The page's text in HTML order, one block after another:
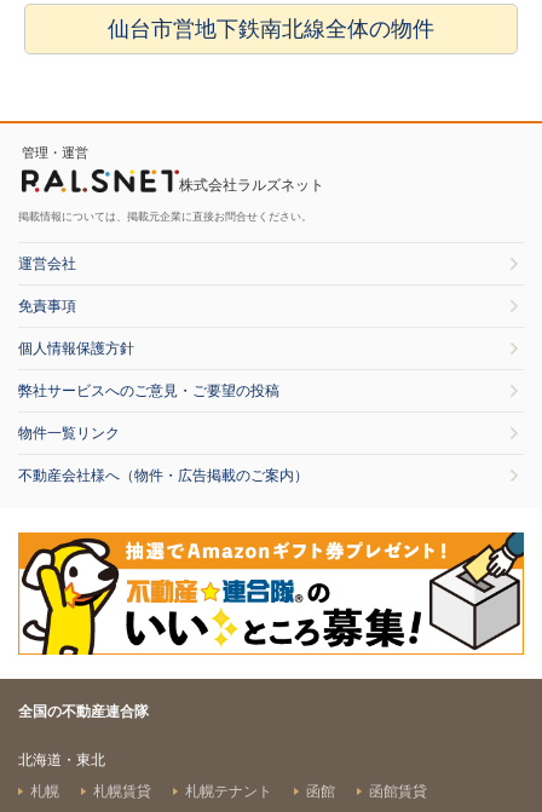
仙台市営地下鉄南北線全体の物件
管理・運営
株式会社ラルズネット
掲載情報については、掲載元企業に直接お問合せください。
運営会社
免責事項
個人情報保護方針
弊社サービスへのご意見・ご要望の投稿
物件一覧リンク
不動産会社様へ（物件・広告掲載のご案内）
全国の不動産連合隊
北海道・東北
札幌
札幌賃貸 札幌テナント 函館 函館賃貸